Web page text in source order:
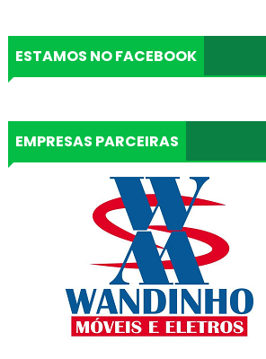
ESTAMOS NO FACEBOOK
EMPRESAS PARCEIRAS